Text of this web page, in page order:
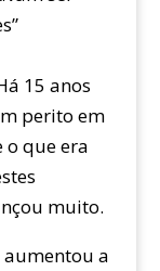
15 anos
perito em
o que era
muito.
a